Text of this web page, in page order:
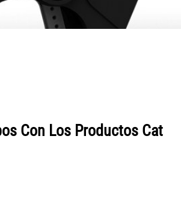
Con Los Productos Cat